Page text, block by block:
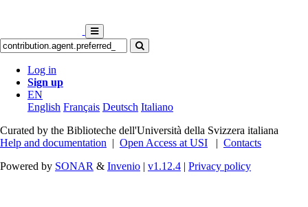
Log in
Sign up
EN
English Français Deutsch Italiano
Curated by the Biblioteche dell'Università della Svizzera italiana
Help and documentation | Open Access at USI | Contacts
Powered by SONAR & Invenio | v1.12.4 | Privacy policy